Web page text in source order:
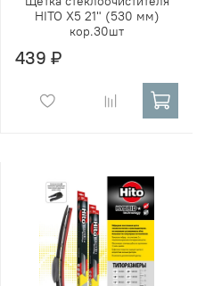
HITO X5 21" (530 мм)
кор.30шт
439 ₽